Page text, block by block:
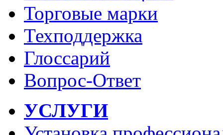
Торговые марки
Техподдержка
Глоссарий
Вопрос-Ответ
УСЛУГИ